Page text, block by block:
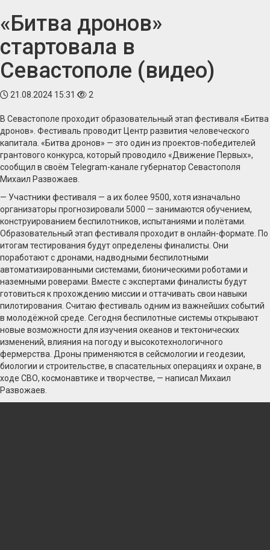
«Битва дронов»
стартовала в
Севастополе (видео)
21.08.2024 15:31 2
В Севастополе проходит образовательный этап фестиваля «Битва
дронов». Фестиваль проводит Центр развития человеческого
капитала. «Битва дронов» — это один из проектов-победителей
грантового конкурса, который проводило «Движение Первых»,
сообщил в своём Telegram-канале губернатор Севастополя
Михаил Развожаев.
— Участники фестиваля — а их более 9500, хотя изначально
организаторы прогнозировали 5000 — занимаются обучением,
конструированием беспилотников, испытаниями и полётами.
Образовательный этап фестиваля проходит в онлайн-формате. По
итогам тестирования будут определены финалисты. Они
поработают с дронами, надводными беспилотными
автоматизированными системами, бионическими роботами и
наземными роверами. Вместе с экспертами финалисты будут
готовиться к прохождению миссии и оттачивать свои навыки
пилотирования. Считаю фестиваль одним из важнейших событий
в молодёжной среде. Сегодня беспилотные системы открывают
новые возможности для изучения океанов и тектонических
изменений, влияния на погоду и высокотехнологичного
фермерства. Дроны применяются в сейсмологии и геодезии,
биологии и строительстве, в спасательных операциях и охране, в
ходе СВО, космонавтике и творчестве, — написал Михаил
Развожаев.